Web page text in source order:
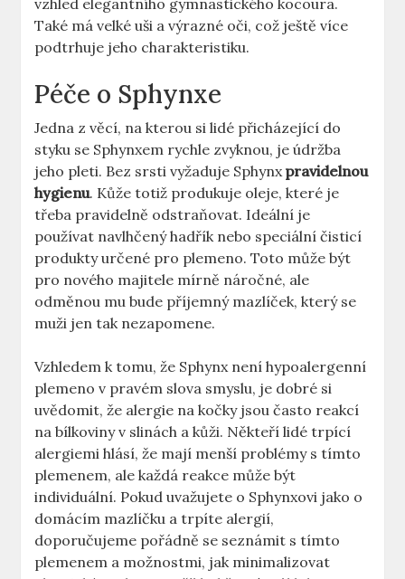
vzhled elegantního gymnastického kocoura.
Také má velké uši a výrazné oči, což ještě více
podtrhuje jeho charakteristiku.
Péče o Sphynxe
Jedna z věcí, na kterou si lidé přicházející do
styku se Sphynxem rychle zvyknou, je údržba
jeho pleti. Bez srsti vyžaduje Sphynxpravidelnou
hygienu. Kůže totiž produkuje oleje, které je
třeba pravidelně odstraňovat. Ideální je
používat navlhčený hadřík nebo speciální čisticí
produkty určené pro plemeno. Toto může být
pro nového majitele mírně náročné, ale
odměnou mu bude příjemný mazlíček, který se
muži jen tak nezapomene.
Vzhledem k tomu, že Sphynx není hypoalergenní
plemeno v pravém slova smyslu, je dobré si
uvědomit, že alergie na kočky jsou často reakcí
na bílkoviny v slinách a kůži. Někteří lidé trpící
alergiemi hlásí, že mají menší problémy s tímto
plemenem, ale každá reakce může být
individuální. Pokud uvažujete o Sphynxovi jako o
domácím mazlíčku a trpíte alergií,
doporučujeme pořádně se seznámit s tímto
plemenem a možnostmi, jak minimalizovat